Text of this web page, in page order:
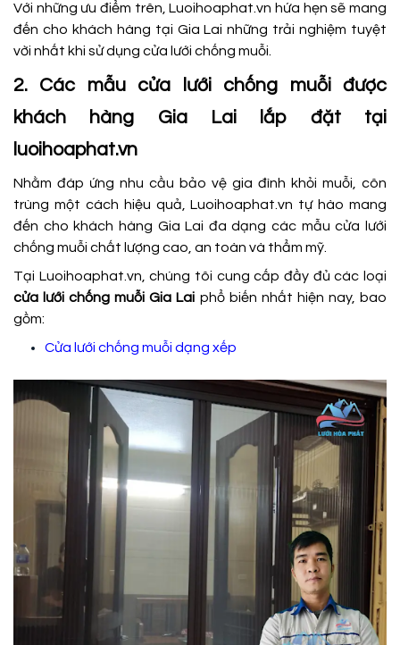
Với những ưu điểm trên, Luoihoaphat.vn hứa hẹn sẽ mang
đến cho khách hàng tại Gia Lai những trải nghiệm tuyệt
vời nhất khi sử dụng cửa lưới chống muỗi.
2. Các mẫu cửa lưới chống muỗi được
khách hàng Gia Lai lắp đặt tại
luoihoaphat.vn
Nhằm đáp ứng nhu cầu bảo vệ gia đình khỏi muỗi, côn
trùng một cách hiệu quả, Luoihoaphat.vn tự hào mang
đến cho khách hàng Gia Lai đa dạng các mẫu cửa lưới
chống muỗi chất lượng cao, an toàn và thẩm mỹ.
Tại Luoihoaphat.vn, chúng tôi cung cấp đầy đủ các loại
cửa lưới chống muỗi Gia Lai phổ biến nhất hiện nay, bao
gồm:
Cửa lưới chống muỗi dạng xếp